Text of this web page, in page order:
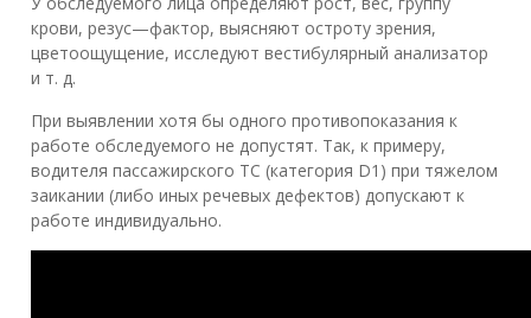
крови, резус—фактор, выясняют остроту зрения,
цветоощущение, исследуют вестибулярный анализатор
и т. д.
При выявлении хотя бы одного противопоказания к
работе обследуемого не допустят. Так, к примеру,
водителя пассажирского ТС (категория D1) при тяжелом
заикании (либо иных речевых дефектов) допускают к
работе индивидуально.